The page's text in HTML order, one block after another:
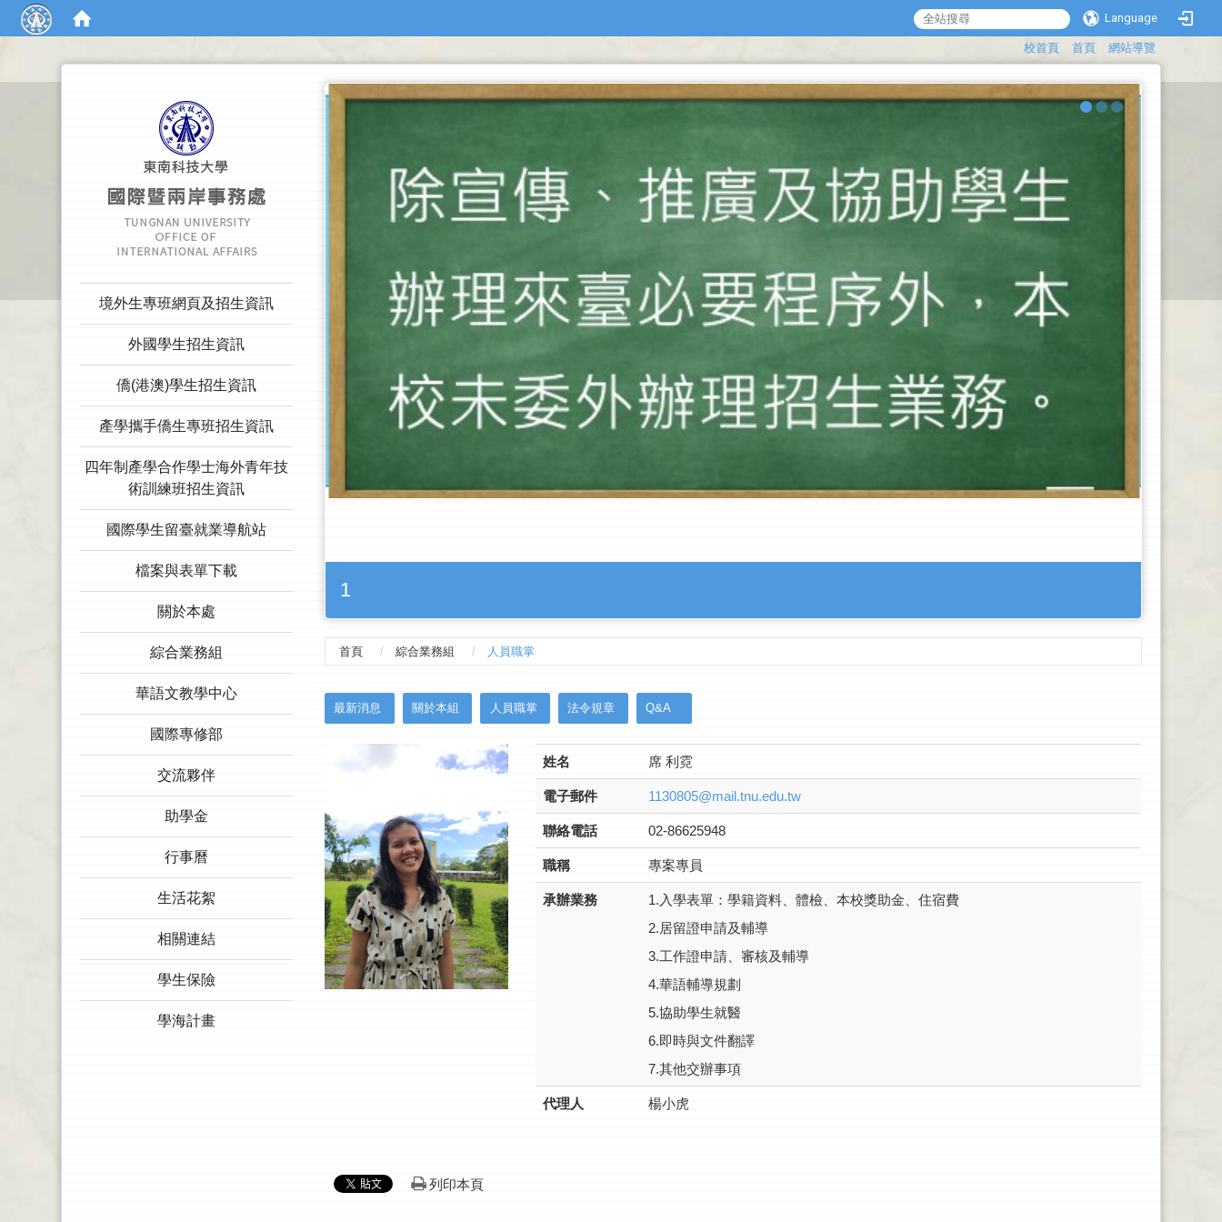
Language
校首頁 首頁 網站導覽
境外生專班網頁及招生資訊
外國學生招生資訊
僑(港澳)學生招生資訊
產學攜手僑生專班招生資訊
四年制產學合作學士海外青年技
術訓練班招生資訊
國際學生留臺就業導航站
檔案與表單下載
關於本處
綜合業務組
華語文教學中心
國際專修部
交流夥伴
助學金
行事曆
生活花絮
相關連結
學生保險
學海計畫
1
首頁 綜合業務組 人員職掌
最新消息 關於本組 人員職掌 法令規章 Q&A
姓名 席 利霓
電子郵件 1130805@mail.tnu.edu.tw
聯絡電話 02-86625948
職稱 專案專員
承辦業務
1.入學表單：學籍資料、體檢、本校獎助金、住宿費
2.居留證申請及輔導
3.工作證申請、審核及輔導
4.華語輔導規劃
5.協助學生就醫
6.即時與文件翻譯
7.其他交辦事項
代理人 楊小虎
列印本頁